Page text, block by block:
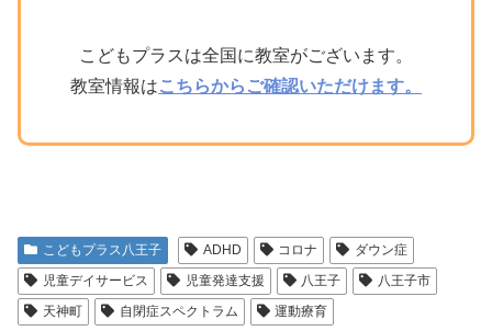
こどもプラスは全国に教室がございます。
教室情報はこちらからご確認いただけます。
こどもプラス八王子 ADHD コロナ
ダウン症
児童デイサービス
児童発達支援 八王子
八王子市
天神町
自閉症スペクトラム 運動療育